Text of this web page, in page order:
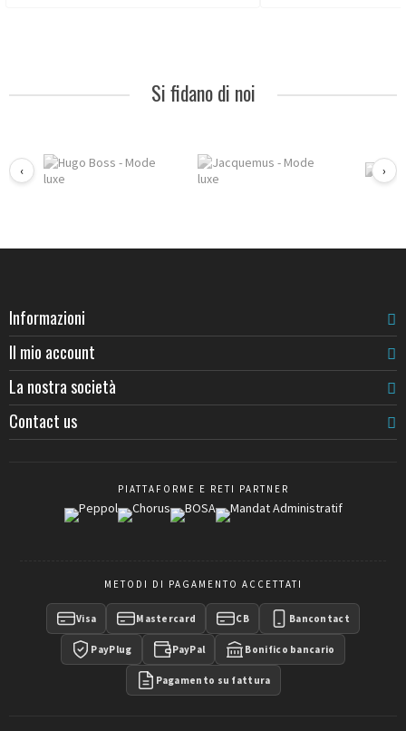
Si fidano di noi
‹ ›
Informazioni
Il mio account
La nostra società
Contact us
PIATTAFORME E RETI PARTNER
METODI DI PAGAMENTO ACCETTATI
Visa Mastercard CB Bancontact
PayPlug PayPal Bonifico bancario
Pagamento su fattura